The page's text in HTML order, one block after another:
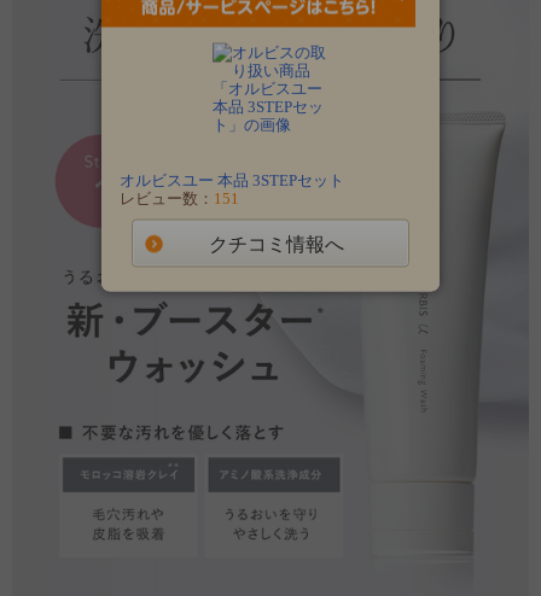
オルビスユー 本品 3STEPセット
レビュー数： 151
クチコミ情報へ